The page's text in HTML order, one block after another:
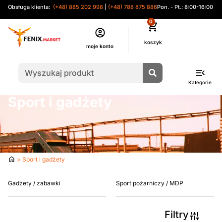
Obsługa klienta: (+48) 885 202 998 (+48) 788 875 886Pon. - Pt.: 8:00-16:00
moje konto
0
Kategorie
Sport i gadżety
Strona> Sport i gadżety
Gadżety / zabawki Sport pożarniczy / MDP
Filtry